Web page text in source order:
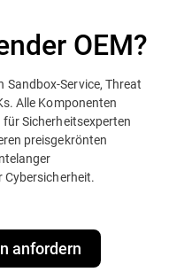
OEM?
Sandbox-Service, Threat
Alle Komponenten
Sicherheitsexperten
preisgekrönten
anfordern